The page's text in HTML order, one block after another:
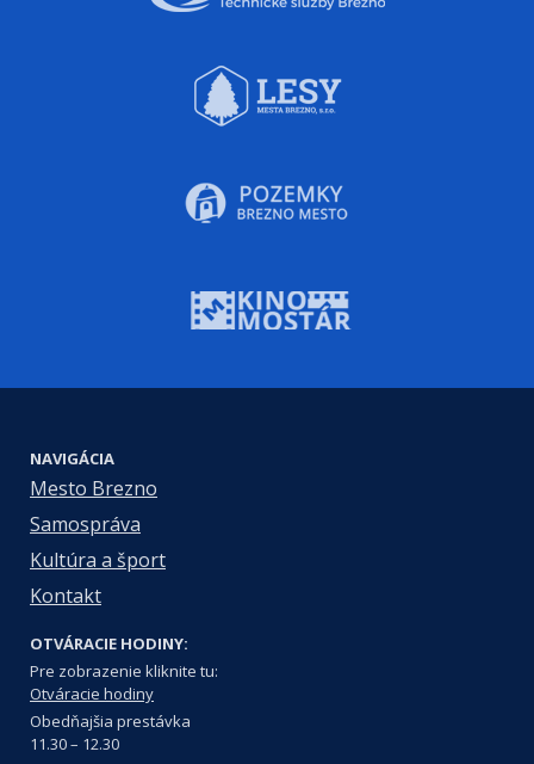
NAVIGÁCIA
Mesto Brezno
Samospráva
Kultúra a šport
Kontakt
OTVÁRACIE HODINY:
Pre zobrazenie kliknite tu:
Otváracie hodiny
Obedňajšia prestávka
11.30 – 12.30